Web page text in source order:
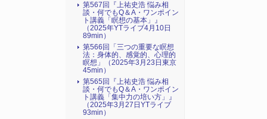
第567回『上祐史浩 悩み相
談・何でもQ＆A・ワンポイン
ト講義「瞑想の基本」』
（2025年YTライブ4月10日
89min）
第566回「三つの重要な瞑想
法：身体的、感覚的、心理的
瞑想」（2025年3月23日東京
45min）
第565回『上祐史浩 悩み相
談・何でもQ＆A・ワンポイン
ト講義「集中力の培い方」』
（2025年3月27日YTライブ
93min）